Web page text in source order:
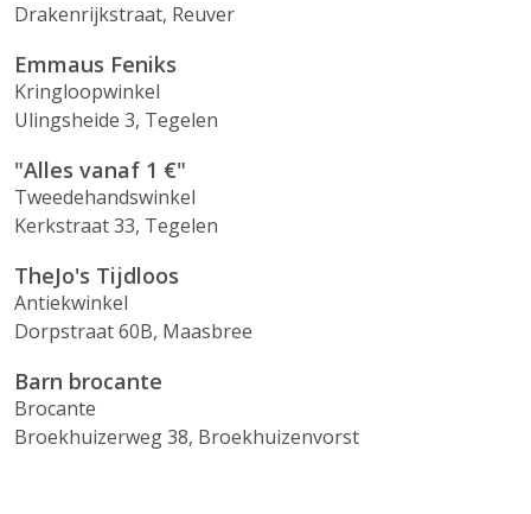
Drakenrijkstraat, Reuver
Emmaus Feniks
Kringloopwinkel
Ulingsheide 3, Tegelen
"Alles vanaf 1 €"
Tweedehandswinkel
Kerkstraat 33, Tegelen
TheJo's Tijdloos
Antiekwinkel
Dorpstraat 60B, Maasbree
Barn brocante
Brocante
Broekhuizerweg 38, Broekhuizenvorst